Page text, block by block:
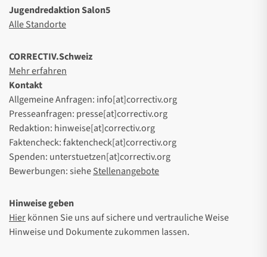
Jugendredaktion Salon5
Alle Standorte
CORRECTIV.Schweiz
Mehr erfahren
Kontakt
Allgemeine Anfragen: info[at]correctiv.org
Presseanfragen: presse[at]correctiv.org
Redaktion: hinweise[at]correctiv.org
Faktencheck: faktencheck[at]correctiv.org
Spenden: unterstuetzen[at]correctiv.org
Bewerbungen: sieheStellenangebote
Hinweise geben
Hierkönnen Sie uns auf sichere und vertrauliche Weise
Hinweise und Dokumente zukommen lassen.